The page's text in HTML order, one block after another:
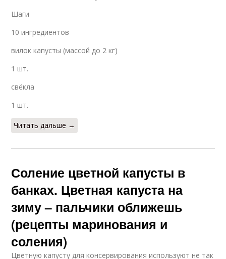
Шаги
10 ингредиентов
вилок капусты (массой до 2 кг)
1 шт.
свёкла
1 шт.
Читать дальше →
Соление цветной капусты в
банках. Цветная капуста на
зиму – пальчики оближешь
(рецепты маринования и
соления)
Цветную капусту для консервирования используют не так